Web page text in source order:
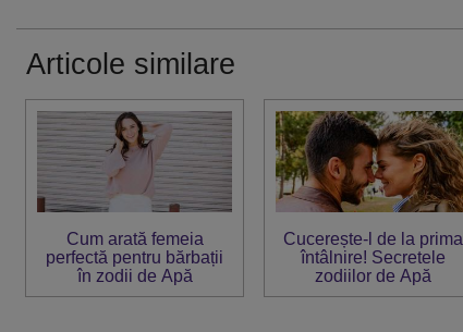
Articole similare
Cum arată femeia
perfectă pentru bărbații
în zodii de Apă
Cucerește-l de la prima
întâlnire! Secretele
zodiilor de Apă